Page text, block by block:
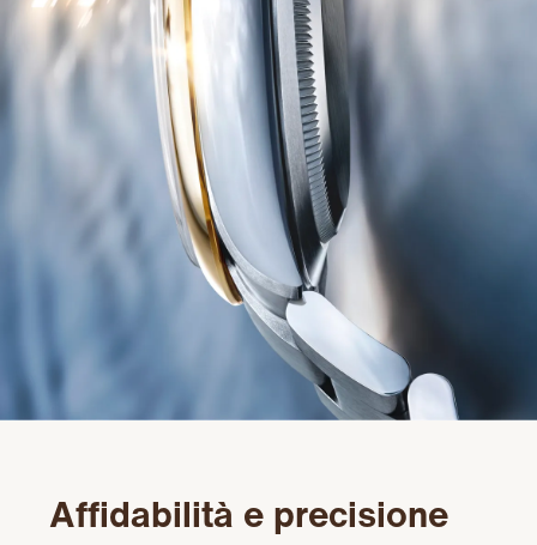
Affidabilità e precisione